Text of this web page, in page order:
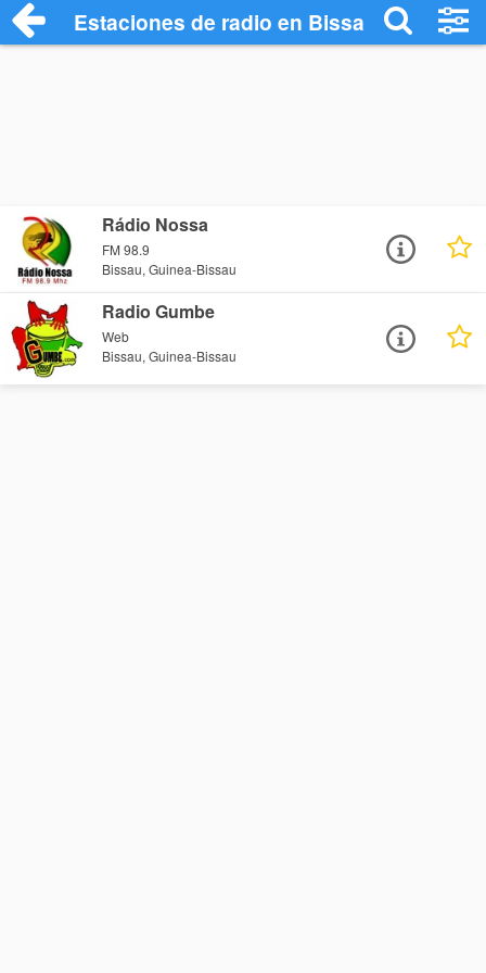
Estaciones de radio en Bissau -
Rádio Nossa
FM 98.9
Bissau, Guinea-Bissau
Radio Gumbe
Web
Bissau, Guinea-Bissau